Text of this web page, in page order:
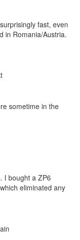
fast, even
in Romania/Austria.
sometime in the
I bought a ZP6
eliminated any